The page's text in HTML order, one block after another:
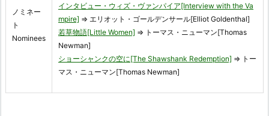
ノミネー
ト
Nominees
インタビュー・ウィズ・ヴァンパイア[Interview with the Va
mpire] ⇒ エリオット・ゴールデンサール[Elliot Goldenthal]
若草物語[Little Women] ⇒ トーマス・ニューマン[Thomas
Newman]
ショーシャンクの空に[The Shawshank Redemption] ⇒ トー
マス・ニューマン[Thomas Newman]